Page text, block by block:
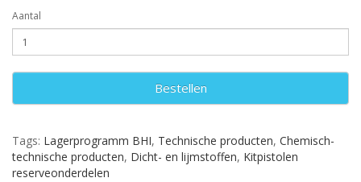
Aantal
Bestellen
Tags: Lagerprogramm BHI, Technische producten, Chemisch-
technische producten, Dicht- en lijmstoffen, Kitpistolen
reserveonderdelen